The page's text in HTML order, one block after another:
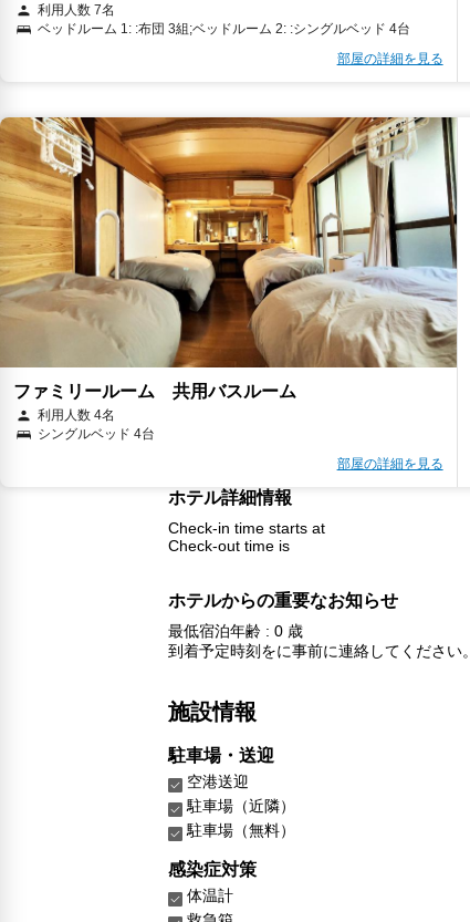
利用人数 7名
ベッドルーム 1: :布団 3組;ベッドルーム 2: :シングルベッド 4台
部屋の詳細を見る
ファミリールーム 共用バスルーム
利用人数 4名
シングルベッド 4台
部屋の詳細を見る
ホテル詳細情報
Check-in time starts at
Check-out time is
ホテルからの重要なお知らせ
最低宿泊年齢 : 0 歳
到着予定時刻をに事前に連絡してください。
施設情報
駐車場・送迎
空港送迎
駐車場（近隣）
駐車場（無料）
感染症対策
体温計